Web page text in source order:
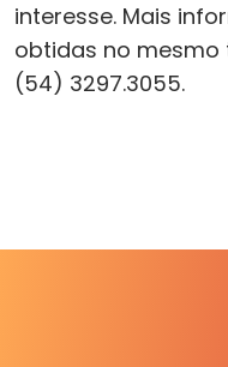
interesse. Mais
obtidas no mesmo
(54) 3297.3055.